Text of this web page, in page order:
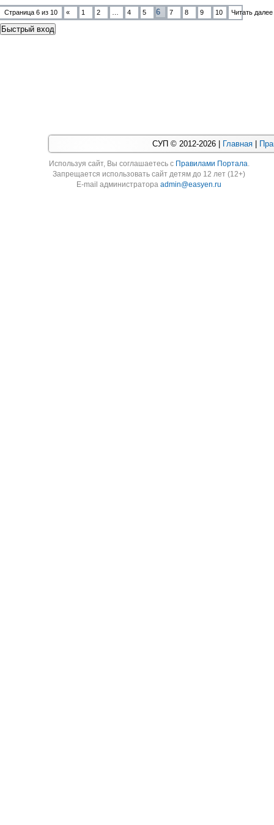
Страница 6 из 10 « 1 2 4 5 6 7 8 9 10 Читать далее
СУП © 2012-2026 | Главная
Используя cайт, Вы соглашаетесь с Правилами Портала.
Запрещается использовать сайт детям до 12 лет (12+)
E-mail администратораadmin@easyen.ru